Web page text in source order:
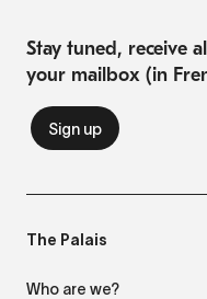
Stay tuned, receive
your mailbox (in
The Palais
Who are we?